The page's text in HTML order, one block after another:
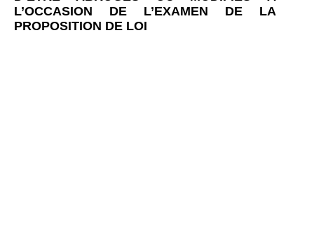
L’OCCASION DE L’EXAMEN DE LA
PROPOSITION DE LOI